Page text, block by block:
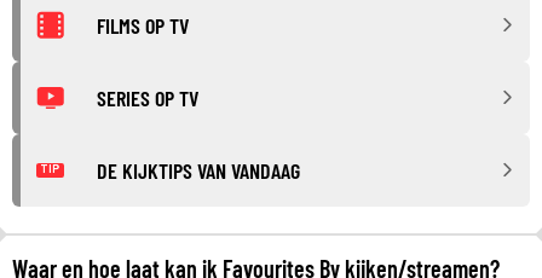
FILMS OP TV
SERIES OP TV
TIP DE KIJKTIPS VAN VANDAAG
Waar en hoe laat kan ik Favourites By kijken/streamen?